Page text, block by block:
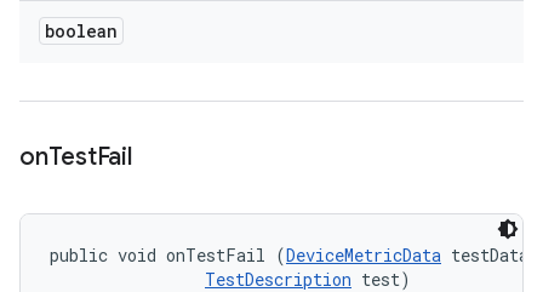
boolean
onTestFail
public void onTestFail (DeviceMetricData
TestDescription test)